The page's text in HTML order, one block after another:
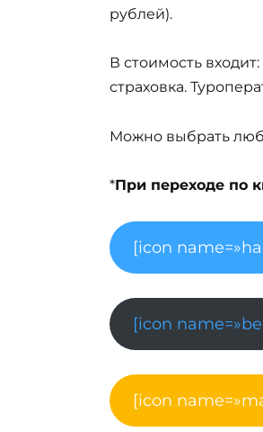
рублей).
В стоимость
страховка.
Можно выбрать
*При переходе по
[icon
[icon
[icon